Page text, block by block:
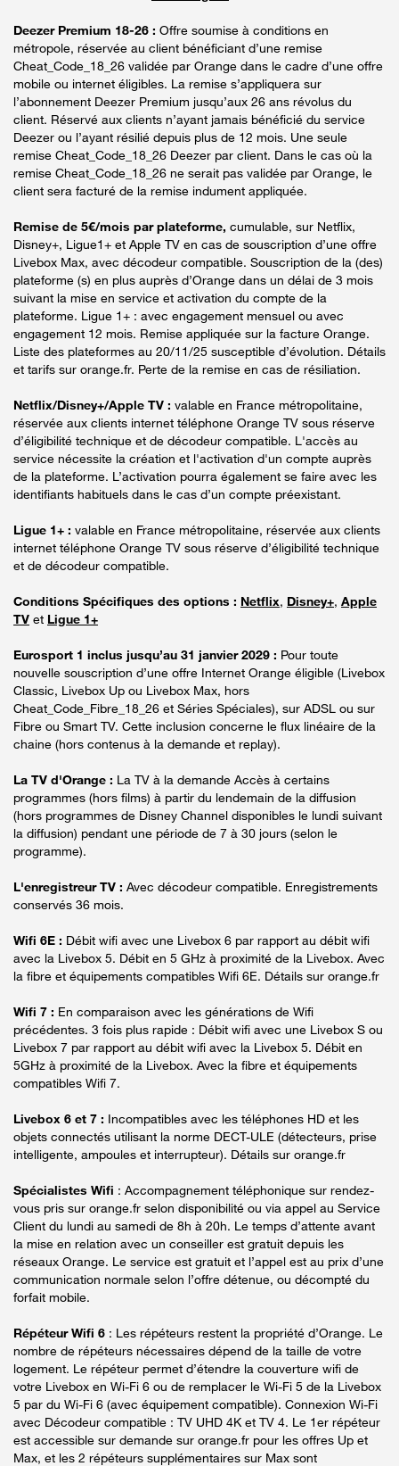
Deezer Premium 18-26 : Offre soumise à conditions en
métropole, réservée au client bénéficiant d’une remise
Cheat_Code_18_26 validée par Orange dans le cadre d’une offre
mobile ou internet éligibles. La remise s’appliquera sur
l’abonnement Deezer Premium jusqu’aux 26 ans révolus du
client. Réservé aux clients n’ayant jamais bénéficié du service
Deezer ou l’ayant résilié depuis plus de 12 mois. Une seule
remise Cheat_Code_18_26 Deezer par client. Dans le cas où la
remise Cheat_Code_18_26 ne serait pas validée par Orange, le
client sera facturé de la remise indument appliquée.
Remise de 5€/mois par plateforme, cumulable, sur Netflix,
Disney+, Ligue1+ et Apple TV en cas de souscription d’une offre
Livebox Max, avec décodeur compatible. Souscription de la (des)
plateforme (s) en plus auprès d’Orange dans un délai de 3 mois
suivant la mise en service et activation du compte de la
plateforme. Ligue 1+ : avec engagement mensuel ou avec
engagement 12 mois. Remise appliquée sur la facture Orange.
Liste des plateformes au 20/11/25 susceptible d’évolution. Détails
et tarifs sur orange.fr. Perte de la remise en cas de résiliation.
Netflix/Disney+/Apple TV : valable en France métropolitaine,
réservée aux clients internet téléphone Orange TV sous réserve
d’éligibilité technique et de décodeur compatible. L'accès au
service nécessite la création et l'activation d'un compte auprès
de la plateforme. L’activation pourra également se faire avec les
identifiants habituels dans le cas d’un compte préexistant.
Ligue 1+ : valable en France métropolitaine, réservée aux clients
internet téléphone Orange TV sous réserve d’éligibilité technique
et de décodeur compatible.
Conditions Spécifiques des options : Netflix, Disney+, Apple
TV et Ligue 1+
Eurosport 1 inclus jusqu’au 31 janvier 2029 : Pour toute
nouvelle souscription d’une offre Internet Orange éligible (Livebox
Classic, Livebox Up ou Livebox Max, hors
Cheat_Code_Fibre_18_26 et Séries Spéciales), sur ADSL ou sur
Fibre ou Smart TV. Cette inclusion concerne le flux linéaire de la
chaine (hors contenus à la demande et replay).
La TV d'Orange : La TV à la demande Accès à certains
programmes (hors films) à partir du lendemain de la diffusion
(hors programmes de Disney Channel disponibles le lundi suivant
la diffusion) pendant une période de 7 à 30 jours (selon le
programme).
L'enregistreur TV : Avec décodeur compatible. Enregistrements
conservés 36 mois.
Wifi 6E : Débit wifi avec une Livebox 6 par rapport au débit wifi
avec la Livebox 5. Débit en 5 GHz à proximité de la Livebox. Avec
la fibre et équipements compatibles Wifi 6E. Détails sur orange.fr
Wifi 7 : En comparaison avec les générations de Wifi
précédentes. 3 fois plus rapide : Débit wifi avec une Livebox S ou
Livebox 7 par rapport au débit wifi avec la Livebox 5. Débit en
5GHz à proximité de la Livebox. Avec la fibre et équipements
compatibles Wifi 7.
Livebox 6 et 7 : Incompatibles avec les téléphones HD et les
objets connectés utilisant la norme DECT-ULE (détecteurs, prise
intelligente, ampoules et interrupteur). Détails sur orange.fr
Spécialistes Wifi : Accompagnement téléphonique sur rendez-
vous pris sur orange.fr selon disponibilité ou via appel au Service
Client du lundi au samedi de 8h à 20h. Le temps d’attente avant
la mise en relation avec un conseiller est gratuit depuis les
réseaux Orange. Le service est gratuit et l’appel est au prix d’une
communication normale selon l’offre détenue, ou décompté du
forfait mobile.
Répéteur Wifi 6 : Les répéteurs restent la propriété d’Orange. Le
nombre de répéteurs nécessaires dépend de la taille de votre
logement. Le répéteur permet d’étendre la couverture wifi de
votre Livebox en Wi-Fi 6 ou de remplacer le Wi-Fi 5 de la Livebox
5 par du Wi-Fi 6 (avec équipement compatible). Connexion Wi-Fi
avec Décodeur compatible : TV UHD 4K et TV 4. Le 1er répéteur
est accessible sur demande sur orange.fr pour les offres Up et
Max, et les 2 répéteurs supplémentaires sur Max sont